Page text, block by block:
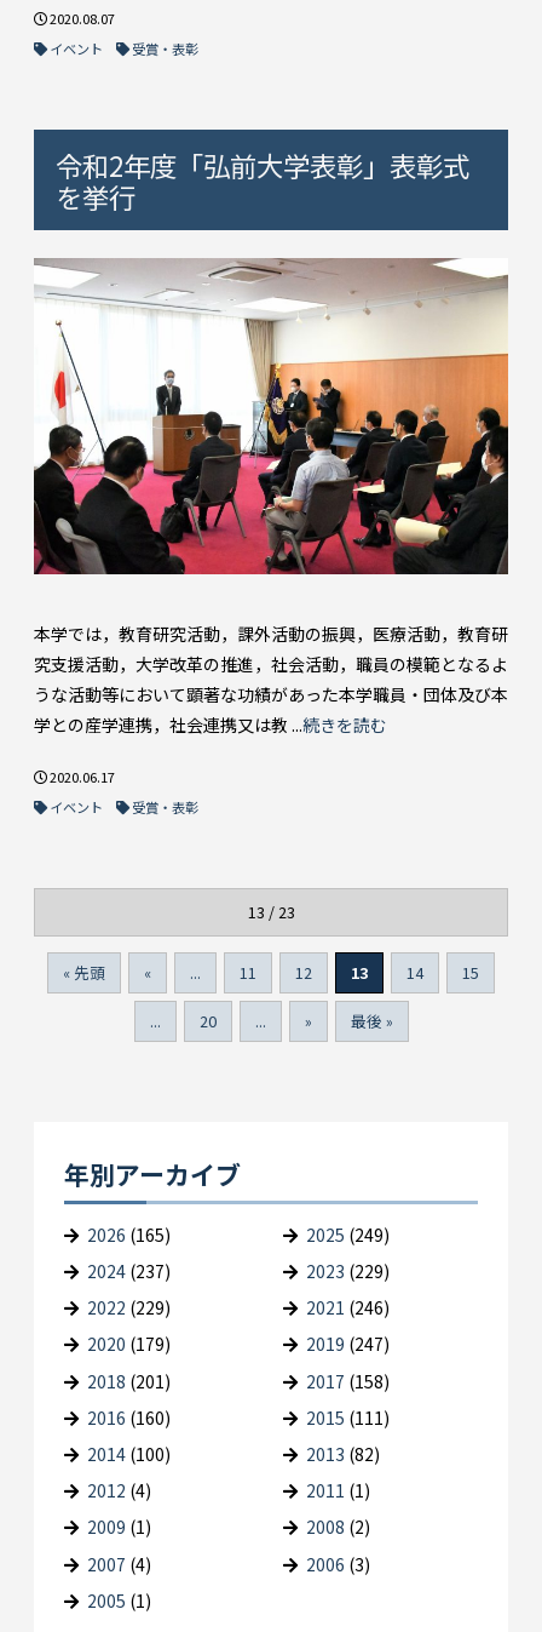
2020.08.07
イベント
受賞・表彰
令和2年度「弘前大学表彰」表彰式
を挙行
本学では，教育研究活動，課外活動の振興，医療活動，教育研
究支援活動，大学改革の推進，社会活動，職員の模範となるよ
うな活動等において顕著な功績があった本学職員・団体及び本
学との産学連携，社会連携又は教 ...続きを読む
2020.06.17
イベント
受賞・表彰
13 / 23
« 先頭 « ... 11 12 13 14 15
... 20 ... » 最後 »
年別アーカイブ
2026 (165) 2025 (249)
2024 (237) 2023 (229)
2022 (229) 2021 (246)
2020 (179) 2019 (247)
2018 (201) 2017 (158)
2016 (160) 2015 (111)
2014 (100) 2013 (82)
2012 (4) 2011 (1)
2009 (1) 2008 (2)
2007 (4) 2006 (3)
2005 (1)